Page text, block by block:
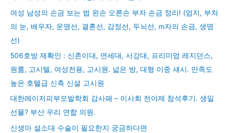
여성 남성의 손금 보는 법 왼손 오른손 부자 손금 정리! (엄지, 부처
의 눈, 배우자, 운명선, 결혼선, 감정선, 두뇌선, m자의 손금, 생명
선)
506호방 재확인 : 신촌이대, 연세대, 서강대, 프리미엄 레지던스,
원룸, 고시텔, 여성전용, 고시원. 넓은 방, 대형 이중 섀시. 만족도
높은 호텔급 신축 신설 고시원
대한레이저피부모발학회 감사패 – 이사회 전야제 참석후기. 생일
선물? 부산 우리 연합 의원.
신생아 설소대 수술이 필요한지 궁금하다면